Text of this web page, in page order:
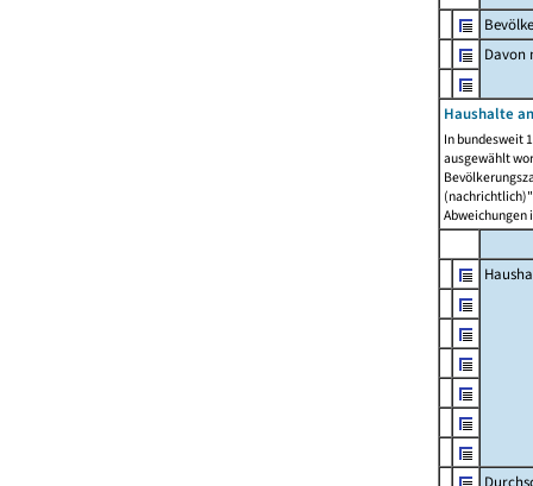
Davon
Haushalte
In bundesweit
ausgewählt
Abweichungen